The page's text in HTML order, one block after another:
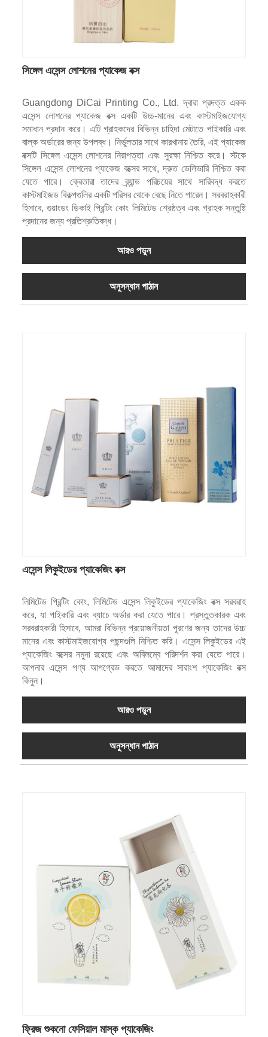
সিঙ্গেল এসেন্স লোশনের প্যাকেজ বক্স
Guangdong DiCai Printing Co., Ltd. দ্বারা প্রদত্ত একক
এসেন্স লোশনের প্যাকেজ বক্স একটি উচ্চ-মানের এবং কাস্টমাইজযোগ্য
সমাধান প্রদান করে। এটি গ্রাহকদের বিভিন্ন চাহিদা মেটাতে পাইকারি এবং
বাল্ক অর্ডারের জন্য উপলব্ধ। নির্ভুলতার সাথে কারখানায় তৈরি, এই প্যাকেজ
বক্সটি সিঙ্গেল এসেন্স লোশনের নিরাপত্তা এবং সুরক্ষা নিশ্চিত করে। স্টকে
সিঙ্গেল এসেন্স লোশনের প্যাকেজ বক্সের সাথে, দ্রুত ডেলিভারি নিশ্চিত করা
যেতে পারে। ক্রেতারা তাদের ব্র্যান্ড পরিচয়ের সাথে সারিবদ্ধ করতে
কাস্টমাইজড বিকল্পগুলির একটি পরিসর থেকে বেছে নিতে পারেন। সরবরাহকারী
হিসাবে, গুয়াংডং ডিকাই প্রিন্টিং কোং লিমিটেড শ্রেষ্ঠত্ব এবং গ্রাহক সন্তুষ্টি
প্রদানের জন্য প্রতিশ্রুতিবদ্ধ।
আরও পড়ুন
অনুসন্ধান পাঠান
এসেন্স লিকুইডের প্যাকেজিং বক্স
লিমিটেড প্রিন্টিং কোং, লিমিটেড এসেন্স লিকুইডের প্যাকেজিং বক্স সরবরাহ
করে, যা পাইকারি এবং ব্যাচে অর্ডার করা যেতে পারে। প্রস্তুতকারক এবং
সরবরাহকারী হিসাবে, আমরা বিভিন্ন প্রয়োজনীয়তা পূরণের জন্য তাদের উচ্চ
মানের এবং কাস্টমাইজযোগ্য পছন্দগুলি নিশ্চিত করি। এসেন্স লিকুইডের এই
প্যাকেজিং বক্সের নমুনা রয়েছে এবং অবিলম্বে পরিদর্শন করা যেতে পারে।
আপনার এসেন্স পণ্য আপগ্রেড করতে আমাদের সারাংশ প্যাকেজিং বক্স
কিনুন।
আরও পড়ুন
অনুসন্ধান পাঠান
ফ্রিজ শুকনো ফেসিয়াল মাস্ক প্যাকেজিং